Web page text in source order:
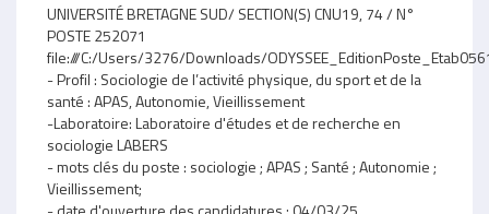
UNIVERSITÉ BRETAGNE SUD/ SECTION(S) CNU19, 74 / N°
POSTE 252071
file:///C:/Users/3276/Downloads/
- Profil : Sociologie de l’activité physique, du sport et de la
santé : APAS, Autonomie, Vieillissement
-Laboratoire: Laboratoire d'études et de recherche en
sociologie LABERS
- mots clés du poste : sociologie ; APAS ; Santé ; Autonomie ;
Vieillissement;